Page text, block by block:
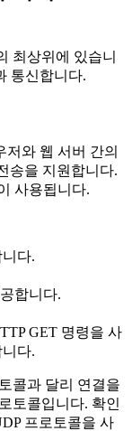
최상위에 있습니
통신합니다.
저와 웹 서버 간의
송을 지원합니다.
사용됩니다.
다.
합니다.
GET 명령을 사
다.
콜과 달리 연결을
토콜입니다. 확인
프로토콜을 사